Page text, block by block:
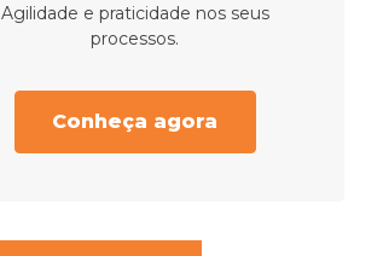
Agilidade e praticidade nos seus
processos.
Conheça agora